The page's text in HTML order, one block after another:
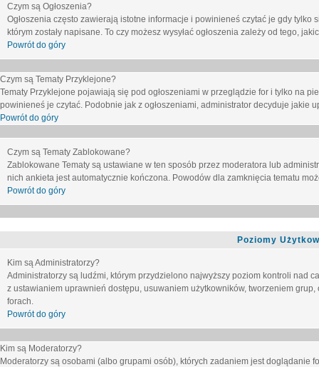
Czym są Ogłoszenia?
Ogłoszenia często zawierają istotne informacje i powinieneś czytać je gdy
którym zostały napisane. To czy możesz wysyłać ogłoszenia zależy od tego,
Powrót do góry
Czym są Tematy Przyklejone?
Tematy Przyklejone pojawiają się pod ogłoszeniami w przeglądzie for i tylko na
powinieneś je czytać. Podobnie jak z ogłoszeniami, administrator decyduje
Powrót do góry
Czym są Tematy Zablokowane?
Zablokowane Tematy są ustawiane w ten sposób przez moderatora lub
nich ankieta jest automatycznie kończona. Powodów dla zamknięcia tematu
Powrót do góry
Poziomy
Kim są Administratorzy?
Administratorzy są ludźmi, którym przydzielono najwyższy poziom kontroli nad
z ustawianiem uprawnień dostępu, usuwaniem użytkowników, tworzeniem
forach.
Powrót do góry
Kim są Moderatorzy?
Moderatorzy są osobami (albo grupami osób), których zadaniem jest